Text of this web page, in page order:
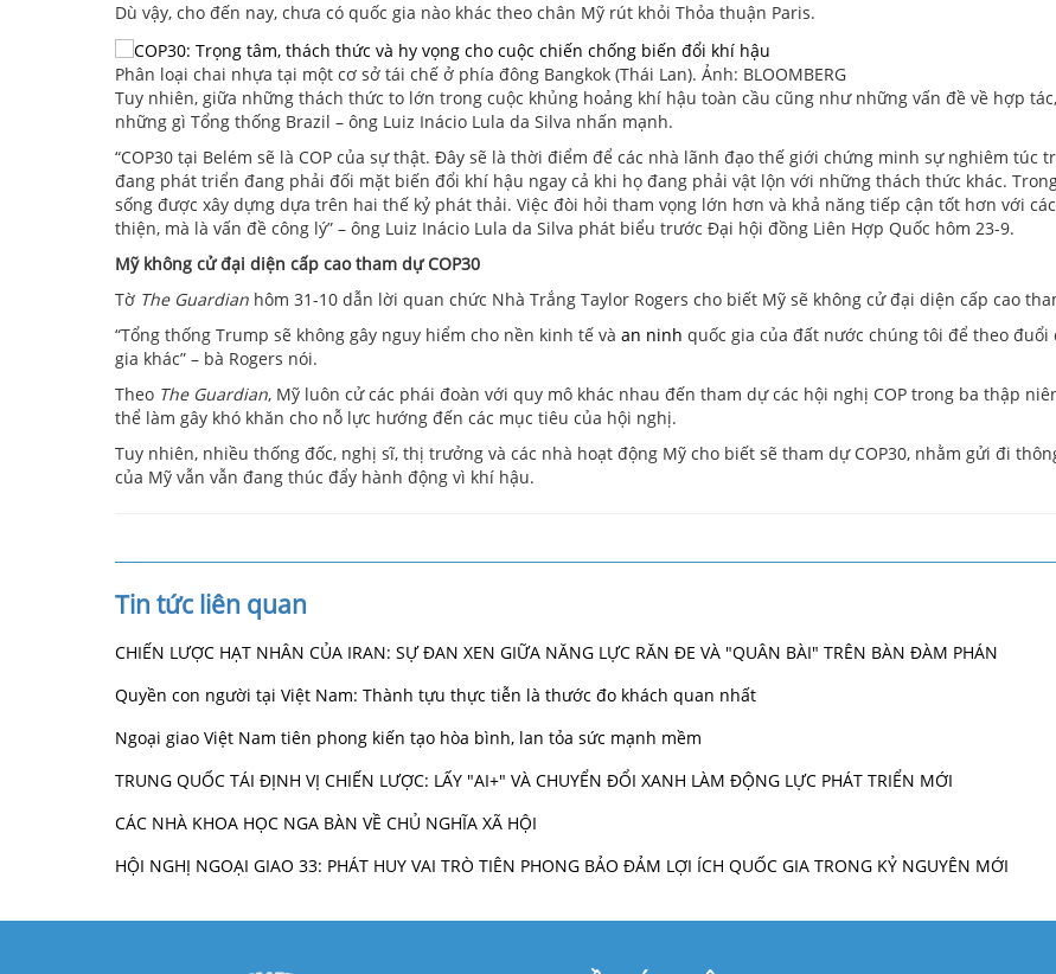
Dù vậy, cho đến nay, chưa có quốc gia nào khác theo chân Mỹ rút khỏi Thỏa thuận Paris.
Phân loại chai nhựa tại một cơ sở tái chế ở phía đông Bangkok (Thái Lan). Ảnh: BLOOMBERG
Tuy nhiên, giữa những thách thức to lớn trong cuộc khủng hoảng khí hậu toàn cầu cũng như những vấn đề về hợp
những gì Tổng thống Brazil – ông Luiz Inácio Lula da Silva nhấn mạnh.
“COP30 tại Belém sẽ là COP của sự thật. Đây sẽ là thời điểm để các nhà lãnh đạo thế giới chứng minh sự nghiêm
đang phát triển đang phải đối mặt biến đổi khí hậu ngay cả khi họ đang phải vật lộn với những thách thức khác.
sống được xây dựng dựa trên hai thế kỷ phát thải. Việc đòi hỏi tham vọng lớn hơn và khả năng tiếp cận tốt hơn với
thiện, mà là vấn đề công lý” – ông Luiz Inácio Lula da Silva phát biểu trước Đại hội đồng Liên Hợp Quốc hôm 23-9.
Mỹ không cử đại diện cấp cao tham dự COP30
Tờ The Guardian hôm 31-10 dẫn lời quan chức Nhà Trắng Taylor Rogers cho biết Mỹ sẽ không cử đại diện cấp cao
“Tổng thống Trump sẽ không gây nguy hiểm cho nền kinh tế và an ninh quốc gia của đất nước chúng tôi để theo
gia khác” – bà Rogers nói.
Theo The Guardian, Mỹ luôn cử các phái đoàn với quy mô khác nhau đến tham dự các hội nghị COP trong ba thập
thể làm gây khó khăn cho nỗ lực hướng đến các mục tiêu của hội nghị.
Tuy nhiên, nhiều thống đốc, nghị sĩ, thị trưởng và các nhà hoạt động Mỹ cho biết sẽ tham dự COP30, nhằm gửi đi
của Mỹ vẫn vẫn đang thúc đẩy hành động vì khí hậu.
Tin tức liên quan
CHIẾN LƯỢC HẠT NHÂN CỦA IRAN: SỰ ĐAN XEN GIỮA NĂNG LỰC RĂN ĐE VÀ "QUÂN BÀI" TRÊN BÀN ĐÀM PHÁN
Quyền con người tại Việt Nam: Thành tựu thực tiễn là thước đo khách quan nhất
Ngoại giao Việt Nam tiên phong kiến tạo hòa bình, lan tỏa sức mạnh mềm
TRUNG QUỐC TÁI ĐỊNH VỊ CHIẾN LƯỢC: LẤY "AI+" VÀ CHUYỂN ĐỔI XANH LÀM ĐỘNG LỰC PHÁT TRIỂN MỚI
CÁC NHÀ KHOA HỌC NGA BÀN VỀ CHỦ NGHĨA XÃ HỘI
HỘI NGHỊ NGOẠI GIAO 33: PHÁT HUY VAI TRÒ TIÊN PHONG BẢO ĐẢM LỢI ÍCH QUỐC GIA TRONG KỶ NGUYÊN MỚI